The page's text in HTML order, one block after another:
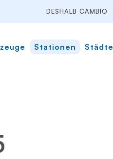
DESHALB CAMBIO
Stationen Städte